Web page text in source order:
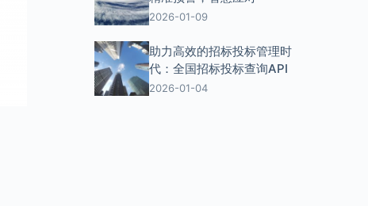
2026-01-09
助力高效的招标投标管理时
代：全国招标投标查询API
2026-01-04